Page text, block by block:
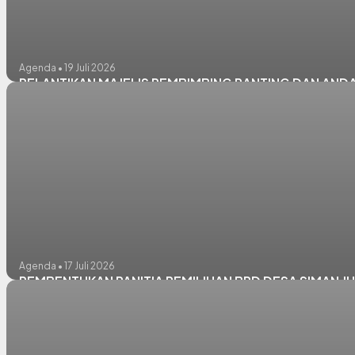
Agenda • 19 Juli 2026
PELANTIKAN MAJELIS PEMBIMBING RANTING DAN
Agenda • 17 Juli 2026
PEMBENTUKAN PANITIA PEMILIHAN BPD DESA SIMAN